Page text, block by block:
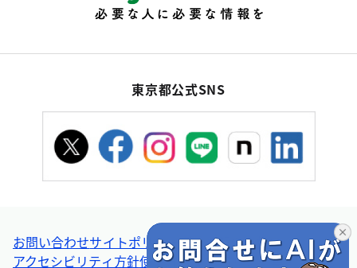
東京都公式SNS
お問い合わせサイトポリシー個人情報の取扱い
アクセシビリティ方針使い方ヘルプ リンク集・その他